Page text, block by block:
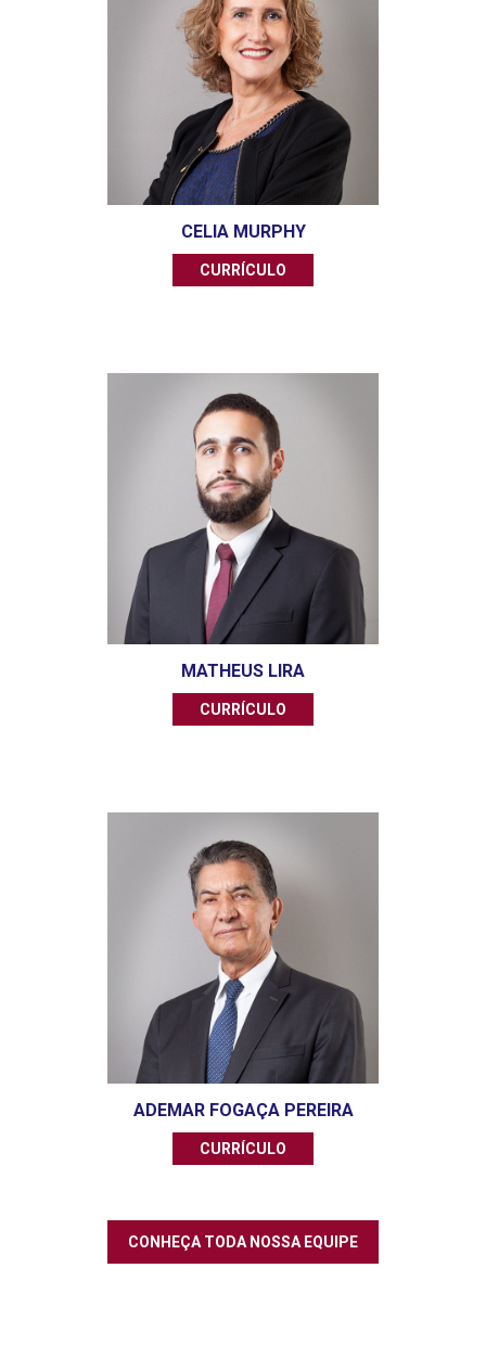
CELIA MURPHY
CURRÍCULO
MATHEUS LIRA
CURRÍCULO
ADEMAR FOGAÇA PEREIRA
CURRÍCULO
CONHEÇA TODA NOSSA EQUIPE